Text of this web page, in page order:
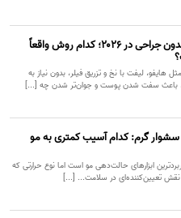
لیفت صورت بدون جراحی در ۲۰۲۶؛ کدام روش واقعاً
هایفو، لیفت با نخ و تزریق فیلر، بدون نیاز به
باعث سفت شدن پوست و جوان‌تر شدن چه [...]
گرم: کدام آسیب کمتری به مو
ابزارهای حالت‌دهی مو است اما نوع حرارتی که
تعیین‌کننده‌ای در سلامت... [...]